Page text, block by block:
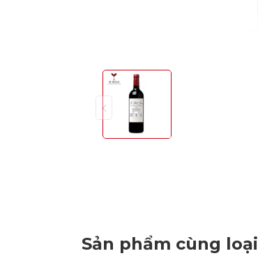
Sản phẩm cùng loại